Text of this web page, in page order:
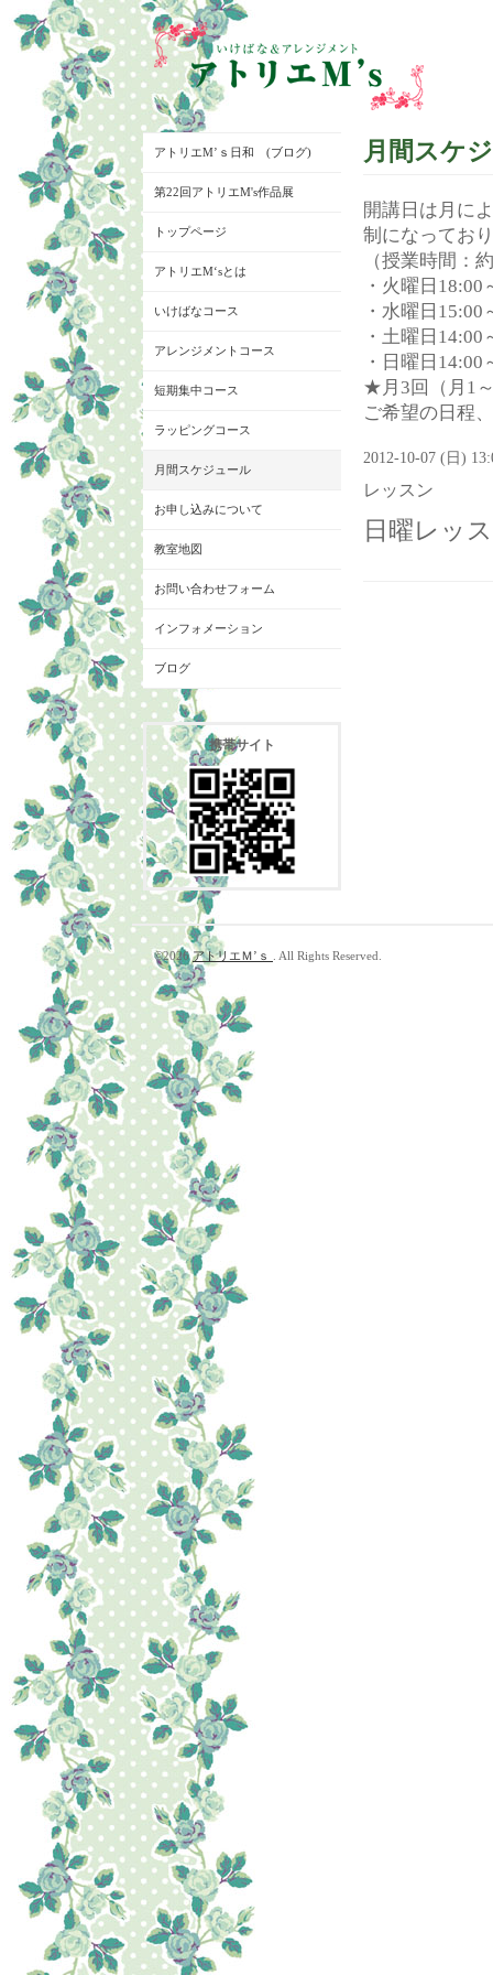
月間スケ
開講日は月に
制になってお
（授業時間：
・火曜日18:00
・水曜日15:00
・土曜日14:00
・日曜日14:00
★月3回（月1
ご希望の日程
2012-10-07 (日)
レッスン
日曜レッ
アトリエM’ｓ日和 (ブログ)
第22回アトリエM's作品展
トップページ
アトリエM‘sとは
いけばなコース
アレンジメントコース
短期集中コース
ラッピングコース
月間スケジュール
お申し込みについて
教室地図
お問い合わせフォーム
インフォメーション
ブログ
携帯サイト
©2026アトリエＭ’ｓ . All Rights Reserved.